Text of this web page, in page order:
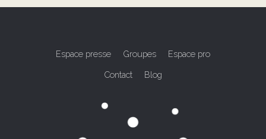
Espace presse Groupes Espace pro
Contact Blog